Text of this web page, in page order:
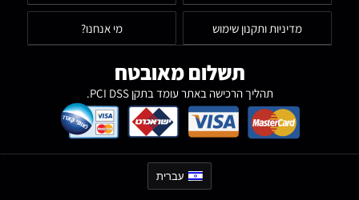
מדיניות ותקנון שימוש מי אנחנו?
תשלום מאובטח
תהליך הרכישה באתר עומד בתקן PCI DSS.
עברית